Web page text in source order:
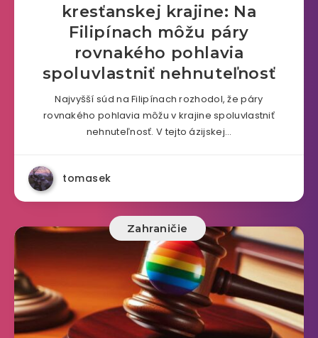
kresťanskej krajine: Na
Filipínach môžu páry
rovnakého pohlavia
spoluvlastniť nehnuteľnosť
Najvyšší súd na Filipínach rozhodol, že páry
rovnakého pohlavia môžu v krajine spoluvlastniť
nehnuteľnosť. V tejto ázijskej…
tomasek
Zahraničie